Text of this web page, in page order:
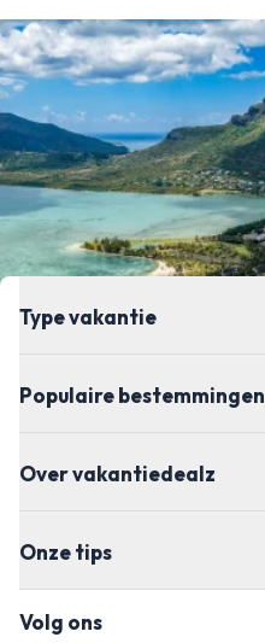
Type vakantie
Populaire bestemmingen
Over vakantiedealz
Onze tips
Volg ons